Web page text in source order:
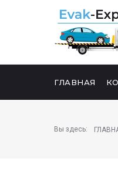
ГЛАВНАЯ
Вы здесь:
ПОИСК